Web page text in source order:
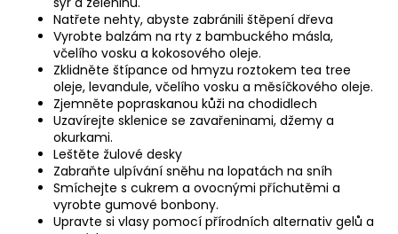
Natřete nehty, abyste zabránili štěpení dřeva
Vyrobte balzám na rty z bambuckého másla,
včelího vosku a kokosového oleje.
Zklidněte štípance od hmyzu roztokem tea tree
oleje, levandule, včelího vosku a měsíčkového oleje.
Zjemněte popraskanou kůži na chodidlech
Uzavírejte sklenice se zavařeninami, džemy a
okurkami.
Leštěte žulové desky
Zabraňte ulpívání sněhu na lopatách na sníh
Smíchejte s cukrem a ovocnými příchutěmi a
vyrobte gumové bonbony.
Upravte si vlasy pomocí přírodních alternativ gelů a